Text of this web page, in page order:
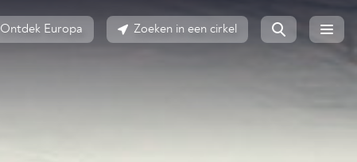
Ontdek Europa Zoeken in een cirkel